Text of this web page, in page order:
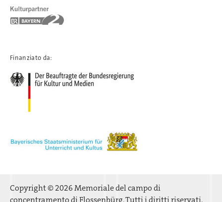
Finanziato da:
Copyright © 2026 Memoriale del campo di
concentramento di Flossenbürg. Tutti i diritti riservati.